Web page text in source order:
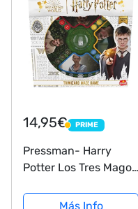
14,95€ PRIME
PRIME
Pressman- Harry
Potter Los Tres Magos
Multicolor (108672)
Más Info